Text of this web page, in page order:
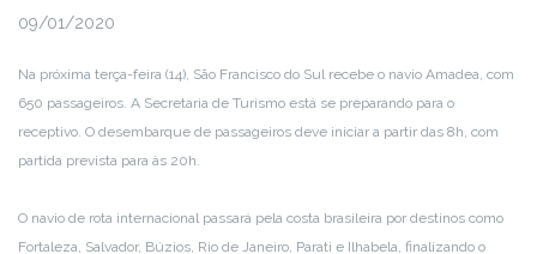
09/01/2020
Na próxima terça-feira (14), São Francisco do Sul recebe o navio Amadea, com
650 passageiros. A Secretaria de Turismo está se preparando para o
receptivo. O desembarque de passageiros deve iniciar a partir das 8h, com
partida prevista para às 20h.
O navio de rota internacional passará pela costa brasileira por destinos como
Fortaleza, Salvador, Búzios, Rio de Janeiro, Parati e Ilhabela, finalizando o